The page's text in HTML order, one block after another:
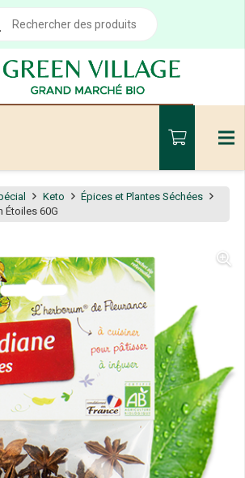
Keto
Épices et Plantes Séchées
Étoiles 60G